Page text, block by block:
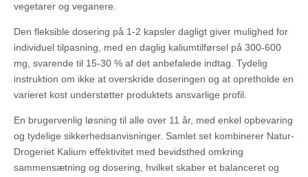
vegetarer og veganere.
Den fleksible dosering på 1-2 kapsler dagligt giver mulighed for
individuel tilpasning, med en daglig kaliumtilførsel på 300-600
mg, svarende til 15-30 % af det anbefalede indtag. Tydelig
instruktion om ikke at overskride doseringen og at opretholde en
varieret kost understøtter produktets ansvarlige profil.
En brugervenlig løsning til alle over 11 år, med enkel opbevaring
og tydelige sikkerhedsanvisninger. Samlet set kombinerer Natur-
Drogeriet Kalium effektivitet med bevidsthed omkring
sammensætning og dosering, hvilket skaber et balanceret og